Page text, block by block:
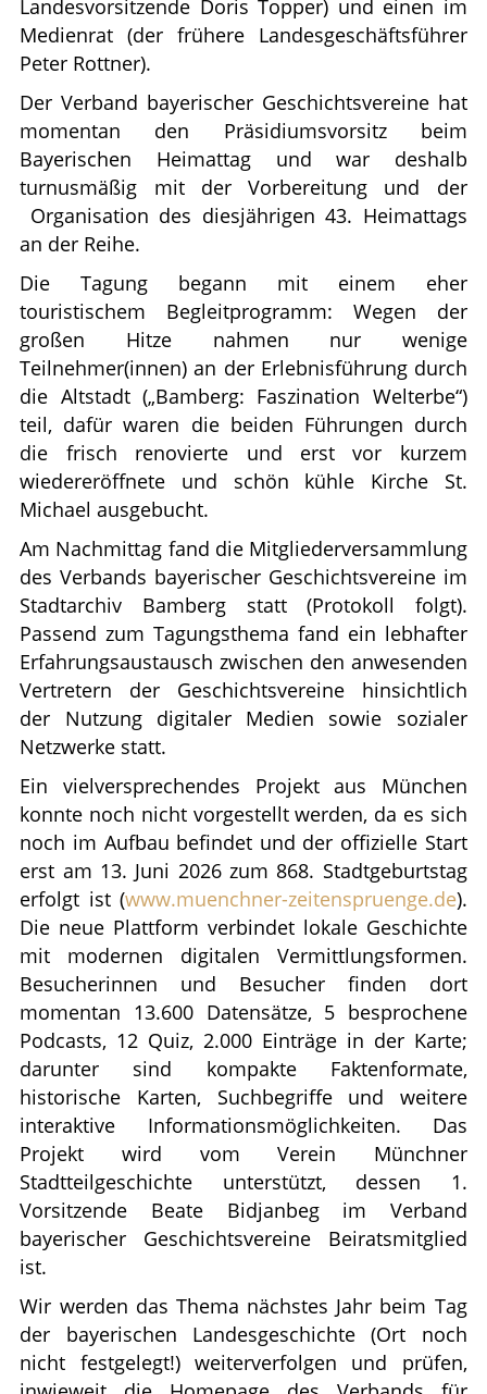
Landesvorsitzende Doris Topper) und einen im
Medienrat (der frühere Landesgeschäftsführer
Peter Rottner).
Der Verband bayerischer Geschichtsvereine hat
momentan den Präsidiumsvorsitz beim
Bayerischen Heimattag und war deshalb
turnusmäßig mit der Vorbereitung und der
Organisation des diesjährigen 43. Heimattags
an der Reihe.
Die Tagung begann mit einem eher
touristischem Begleitprogramm: Wegen der
großen Hitze nahmen nur wenige
Teilnehmer(innen) an der Erlebnisführung durch
die Altstadt („Bamberg: Faszination Welterbe“)
teil, dafür waren die beiden Führungen durch
die frisch renovierte und erst vor kurzem
wiedereröffnete und schön kühle Kirche St.
Michael ausgebucht.
Am Nachmittag fand die Mitgliederversammlung
des Verbands bayerischer Geschichtsvereine im
Stadtarchiv Bamberg statt (Protokoll folgt).
Passend zum Tagungsthema fand ein lebhafter
Erfahrungsaustausch zwischen den anwesenden
Vertretern der Geschichtsvereine hinsichtlich
der Nutzung digitaler Medien sowie sozialer
Netzwerke statt.
Ein vielversprechendes Projekt aus München
konnte noch nicht vorgestellt werden, da es sich
noch im Aufbau befindet und der offizielle Start
erst am 13. Juni 2026 zum 868. Stadtgeburtstag
erfolgt ist (www.muenchner-zeitenspruenge.de).
Die neue Plattform verbindet lokale Geschichte
mit modernen digitalen Vermittlungsformen.
Besucherinnen und Besucher finden dort
momentan 13.600 Datensätze, 5 besprochene
Podcasts, 12 Quiz, 2.000 Einträge in der Karte;
darunter sind kompakte Faktenformate,
historische Karten, Suchbegriffe und weitere
interaktive Informationsmöglichkeiten. Das
Projekt wird vom Verein Münchner
Stadtteilgeschichte unterstützt, dessen 1.
Vorsitzende Beate Bidjanbeg im Verband
bayerischer Geschichtsvereine Beiratsmitglied
ist.
Wir werden das Thema nächstes Jahr beim Tag
der bayerischen Landesgeschichte (Ort noch
nicht festgelegt!) weiterverfolgen und prüfen,